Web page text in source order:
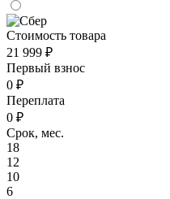
Стоимость товара
21 999 ₽
Первый взнос
0 ₽
Переплата
0 ₽
Срок, мес.
18
12
10
6